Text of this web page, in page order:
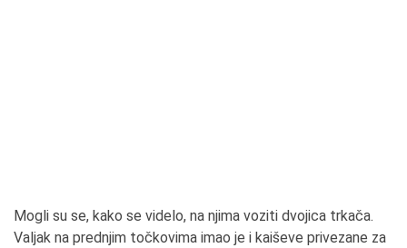
Mogli su se, kako se videlo, na njima voziti dvojica trkača.
Valjak na prednjim točkovima imao je i kaiševe privezane za